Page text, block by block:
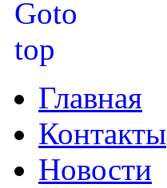
Главная
Контакты
Новости